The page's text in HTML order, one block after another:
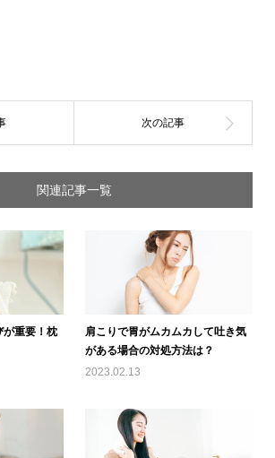
関連記事一覧
が重要！枕
肩こりで胃がムカムカして吐き気
がある場合の対処方法は？
2023.02.13